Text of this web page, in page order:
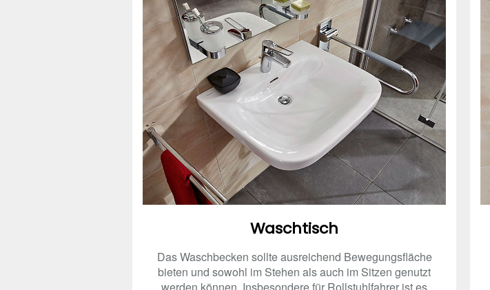
Waschtisch
Das Waschbecken sollte ausreichend Bewegungsfläche
bieten und sowohl im Stehen als auch im Sitzen genutzt
werden können. Insbesondere für Rollstuhlfahrer ist es